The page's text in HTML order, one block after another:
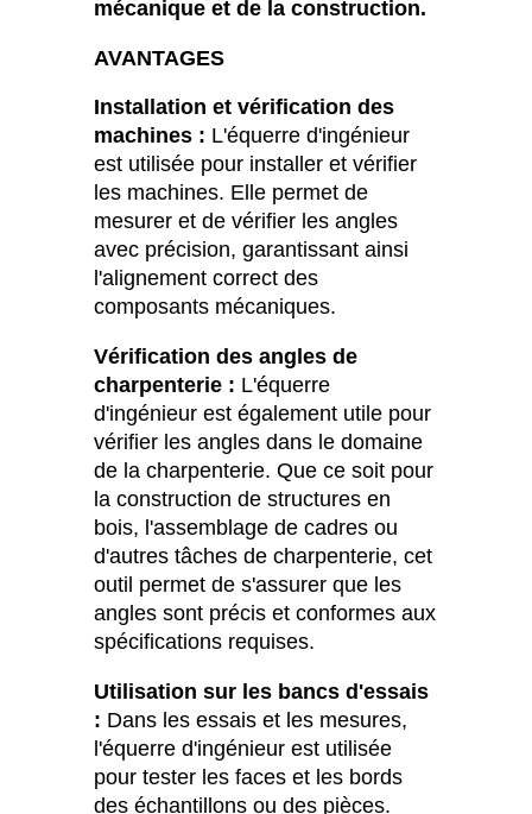
mécanique et de la construction.
AVANTAGES
Installation et vérification des
machines : L'équerre d'ingénieur
est utilisée pour installer et vérifier
les machines. Elle permet de
mesurer et de vérifier les angles
avec précision, garantissant ainsi
l'alignement correct des
composants mécaniques.
Vérification des angles de
charpenterie : L'équerre
d'ingénieur est également utile pour
vérifier les angles dans le domaine
de la charpenterie. Que ce soit pour
la construction de structures en
bois, l'assemblage de cadres ou
d'autres tâches de charpenterie, cet
outil permet de s'assurer que les
angles sont précis et conformes aux
spécifications requises.
Utilisation sur les bancs d'essais
: Dans les essais et les mesures,
l'équerre d'ingénieur est utilisée
pour tester les faces et les bords
des échantillons ou des pièces.